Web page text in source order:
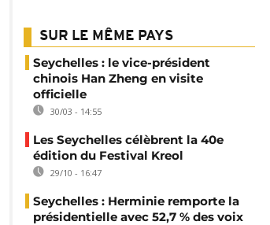
SUR LE MÊME PAYS
Seychelles : le vice-président
chinois Han Zheng en visite
officielle
30/03 - 14:55
Les Seychelles célèbrent la 40e
édition du Festival Kreol
29/10 - 16:47
Seychelles : Herminie remporte la
présidentielle avec 52,7 % des voix